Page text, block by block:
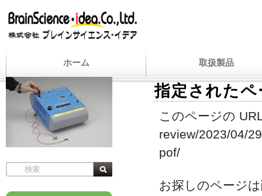
ホーム 取扱製品
指定された
このページの
review/2023/04/
pof/
お探しのページ